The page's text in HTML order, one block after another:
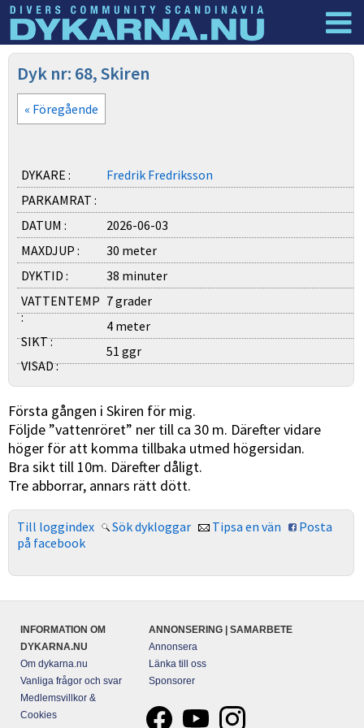
Dyknyheter
Dyk nr: 68, Skiren
« Föregående
DYKARE :
Fredrik Fredriksson
PARKAMRAT :
DATUM :
2026-06-03
MAXDJUP :
30 meter
DYKTID :
38 minuter
VATTENTEMP
:
7 grader
SIKT :
4 meter
VISAD :
51 ggr
Första gången i Skiren för mig.
Följde ”vattenröret” ner till ca 30 m. Därefter vidare
höger för att komma tillbaka utmed högersidan.
Bra sikt till 10m. Därefter dåligt.
Tre abborrar, annars rätt dött.
Till loggindex Sök dykloggar Tipsa en vän
Posta
på facebook
INFORMATION OM
DYKARNA.NU
Om dykarna.nu
Vanliga frågor och svar
Medlemsvillkor &
Cookies
ANNONSERING | SAMARBETE
Annonsera
Länka till oss
Sponsorer